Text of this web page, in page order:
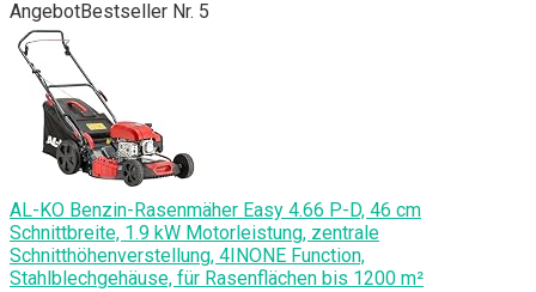
AngebotBestseller Nr. 5
AL-KO Benzin-Rasenmäher Easy 4.66 P-D, 46 cm
Schnittbreite, 1.9 kW Motorleistung, zentrale
Schnitthöhenverstellung, 4INONE Function,
Stahlblechgehäuse, für Rasenflächen bis 1200 m²